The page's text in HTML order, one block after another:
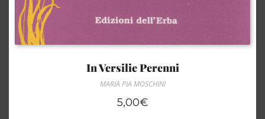
In Versilie Perenni
MARIA PIA MOSCHINI
5,00€